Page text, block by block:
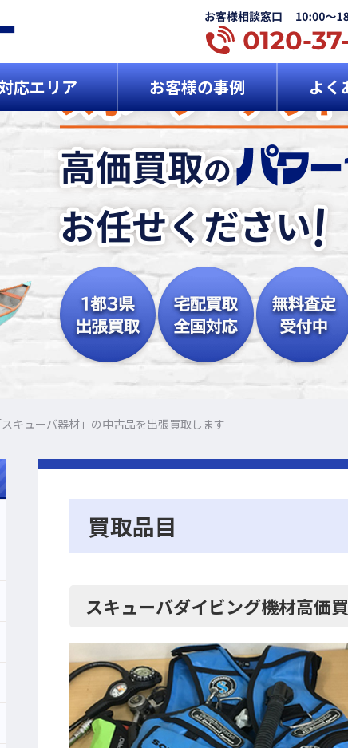
応エリア お客様の事例 よく
スキューバ器材」の中古品を出張買取します
買取品目
スキューバダイビング機材高価